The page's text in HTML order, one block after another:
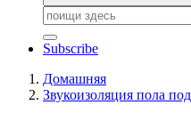
Поиск:
Subscribe
Домашняя
Звукоизоляция пола